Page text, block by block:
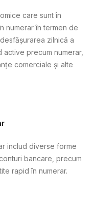
care sunt în
numerar în termen de
zilnică a
precum numerar,
comerciale și alte
includ diverse forme
bancare, precum
rapid în numerar.